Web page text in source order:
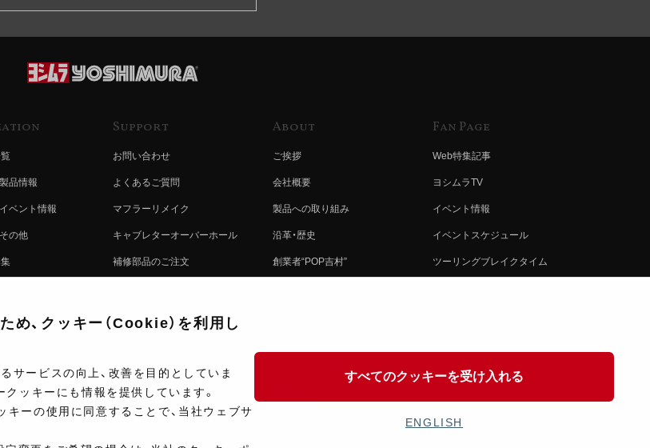
品情報
ベント情報
の他
Support
お問い合わせ
よくあるご質問
マフラーリメイク
キャブレターオーバーホール
補修部品のご注文
製品に関する重要なお知らせ
ポイントについて
ショップ情報
製品マニュアル検索
About
ご挨拶
会社概要
製品への取り組み
沿革・歴史
創業者“POP吉村”
Fan Page
Web特集記事
ヨシムラTV
イベント情報
イベントスケジュール
ツーリングブレイクタイム
、クッキー（Cookie）を利用し
サービスの向上、改善を目的としていま
クッキーにも情報を提供しています。
キーの使用に同意することで、当社ウェブサ
すべてのクッキーを受け入れる
ENGLISH